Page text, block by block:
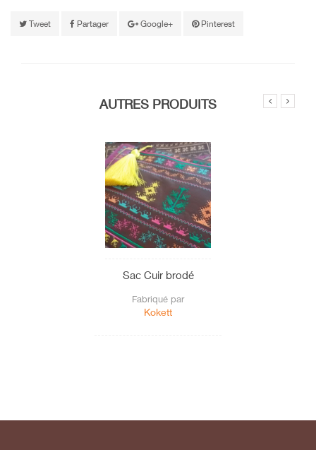
Tweet Partager Google+ Pinterest
AUTRES PRODUITS
Sac Cuir brodé
Fabriqué par
Kokett